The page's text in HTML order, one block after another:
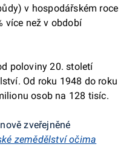
v hospodářském roce
více než v období
poloviny 20. století
Od roku 1948 do roku
osob na 128 tisíc.
zveřejněné
zemědělství očima